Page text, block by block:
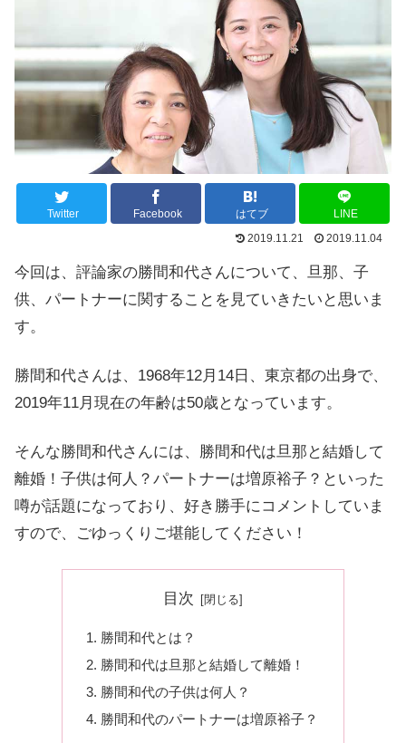
Twitter Facebook はてブ
LINE
2019.11.21
2019.11.04
今回は、評論家の勝間和代さんについて、旦那、子
供、パートナーに関することを見ていきたいと思いま
す。
勝間和代さんは、1968年12月14日、東京都の出身で、
2019年11月現在の年齢は50歳となっています。
そんな勝間和代さんには、勝間和代は旦那と結婚して
離婚！子供は何人？パートナーは増原裕子？といった
噂が話題になっており、好き勝手にコメントしていま
すので、ごゆっくりご堪能してください！
目次
勝間和代とは？
勝間和代は旦那と結婚して離婚！
勝間和代の子供は何人？
勝間和代のパートナーは増原裕子？